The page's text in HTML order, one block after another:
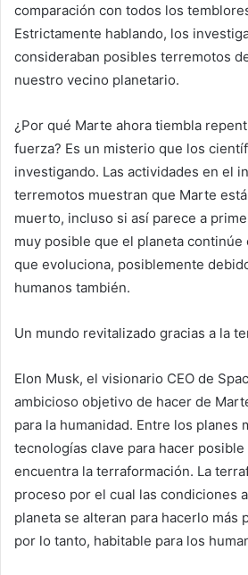
comparación con todos los
Estrictamente hablando, los
consideraban posibles terremotos
nuestro vecino planetario.
¿Por qué Marte ahora tiembla
fuerza? Es un misterio que los
investigando. Las actividades en el
terremotos muestran que Marte
muerto, incluso si así parece a
muy posible que el planeta continúe
que evoluciona, posiblemente
humanos también.
Un mundo revitalizado gracias a la
Elon Musk, el visionario CEO de
ambicioso objetivo de hacer de
para la humanidad. Entre los planes
tecnologías clave para hacer
encuentra la terraformación. La
proceso por el cual las condiciones
planeta se alteran para hacerlo más
por lo tanto, habitable para los